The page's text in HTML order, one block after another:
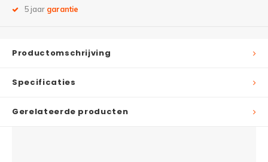
5 jaar garantie
Productomschrijving
Specificaties
Gerelateerde producten